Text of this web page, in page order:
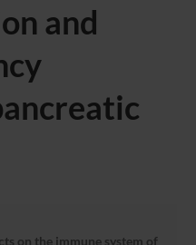
and
on the immune system of